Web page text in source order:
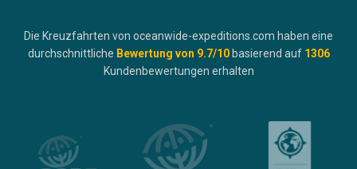
Die Kreuzfahrten von oceanwide-expeditions.com haben eine
durchschnittliche Bewertung von 9.7/10 basierend auf 1306
Kundenbewertungen erhalten